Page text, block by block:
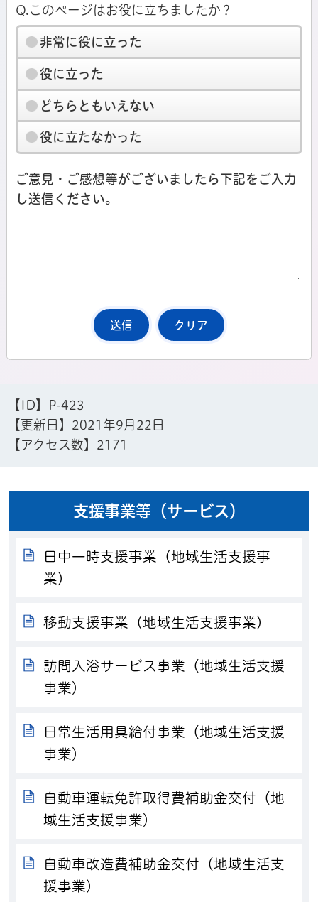
Q.このページはお役に立ちましたか？
非常に役に立った
役に立った
どちらともいえない
役に立たなかった
ご意見・ご感想等がございましたら下記をご入力
し送信ください。
【ID】
P-423
【更新日】 2021年9月22日
【アクセス数】 2171
支援事業等（サービス）
日中一時支援事業（地域生活支援事
業）
移動支援事業（地域生活支援事業）
訪問入浴サービス事業（地域生活支援
事業）
日常生活用具給付事業（地域生活支援
事業）
自動車運転免許取得費補助金交付（地
域生活支援事業）
自動車改造費補助金交付（地域生活支
援事業）